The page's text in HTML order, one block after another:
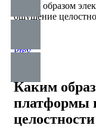
Каким образом
ощущение
Prev
Каким
платформы
целостности